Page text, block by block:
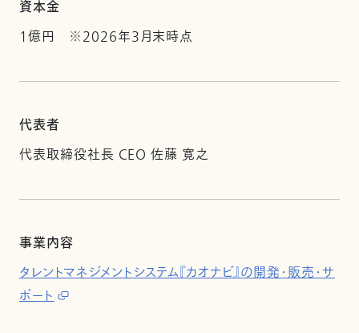
資本金
1億円 ※2026年3月末時点
代表者
代表取締役社長 CEO 佐藤 寛之
事業内容
タレントマネジメントシステム『カオナビ』の開発・販売・サ
ポート